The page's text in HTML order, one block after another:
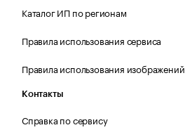
Каталог ИП по регионам
Правила использования сервиса
Правила использования изображений
Контакты
Справка по сервису